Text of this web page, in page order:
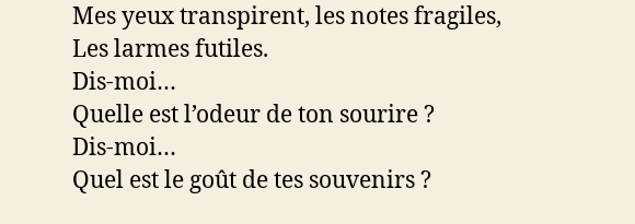
Mes yeux transpirent, les notes fragiles,
Les larmes futiles.
Dis-moi…
Quelle est l’odeur de ton sourire ?
Dis-moi…
Quel est le goût de tes souvenirs ?